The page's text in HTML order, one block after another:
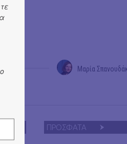
Μαρία
ΠΡΟΣΦΑΤΑ